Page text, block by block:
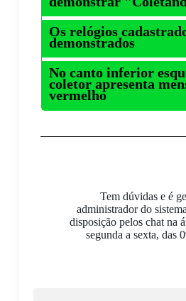
Os relógios
demonstrados
No canto inferior
coletor apresenta
vermelho
Tem dúvidas e é
administrador do
disposição pelos chat na
segunda a sexta, das